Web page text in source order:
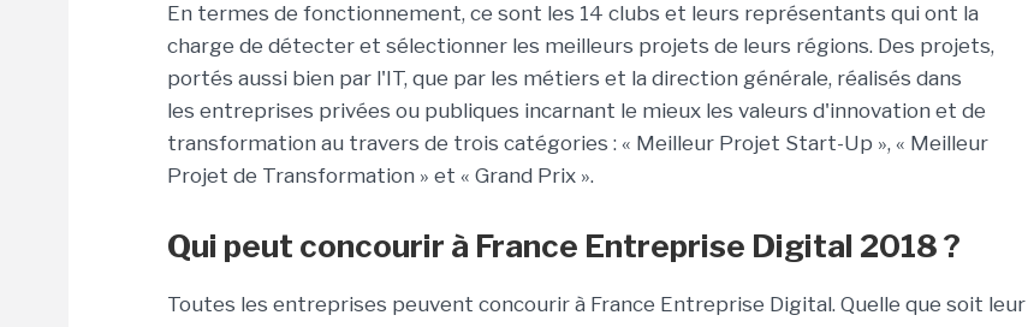
En termes de fonctionnement, ce sont les 14 clubs et leurs représentants qui ont la
charge de détecter et sélectionner les meilleurs projets de leurs régions. Des projets,
portés aussi bien par l'IT, que par les métiers et la direction générale, réalisés dans
les entreprises privées ou publiques incarnant le mieux les valeurs d'innovation et de
transformation au travers de trois catégories : « Meilleur Projet Start-Up », « Meilleur
Projet de Transformation » et « Grand Prix ».
Qui peut concourir à France Entreprise Digital 2018 ?
Toutes les entreprises peuvent concourir à France Entreprise Digital. Quelle que soit leur